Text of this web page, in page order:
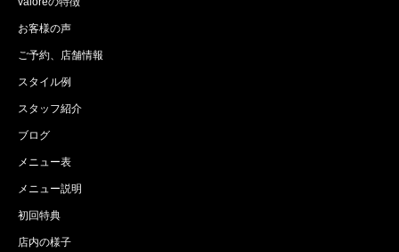
お客様の声
ご予約、店舗情報
スタイル例
スタッフ紹介
ブログ
メニュー表
メニュー説明
初回特典
店内の様子